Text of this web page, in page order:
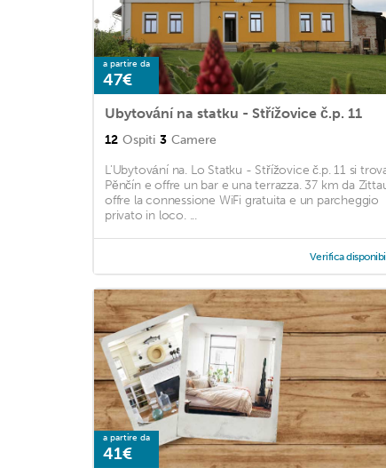
a partire da
47€
Ubytování na statku - Střížovice č.p. 11
12 Ospiti 3 Camere
L'Ubytování na. Lo Statku - Střížovice č.p. 11 si
Pěnčín e offre un bar e una terrazza. 37 km da
offre la connessione WiFi gratuita e un parcheggio
privato in loco. ...
Verifica
a partire da
41€